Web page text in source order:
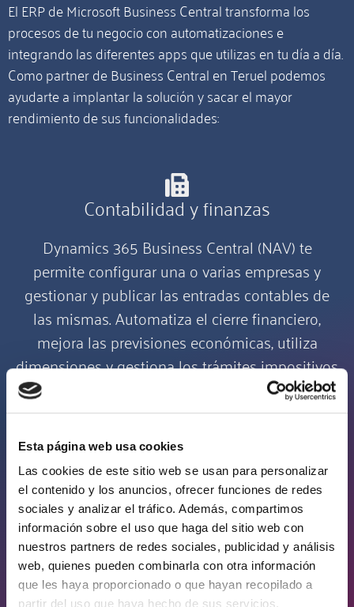
Esta página web usa cookies
Las cookies de este sitio web se usan para personalizar
el contenido y los anuncios, ofrecer funciones de redes
sociales y analizar el tráfico. Además, compartimos
información sobre el uso que haga del sitio web con
nuestros partners de redes sociales, publicidad y análisis
web, quienes pueden combinarla con otra información
que les haya proporcionado o que hayan recopilado a
partir del uso que haya hecho de sus servicios.
El ERP de Microsoft Business Central transforma los
procesos de tu negocio con automatizaciones e
integrando las diferentes apps que utilizas en tu día a día.
Como partner de Business Central en Teruel podemos
ayudarte a implantar la solución y sacar el mayor
rendimiento de sus funcionalidades:
Contabilidad y finanzas
Dynamics 365 Business Central (NAV) te
permite configurar una o varias empresas y
gestionar y publicar las entradas contables de
las mismas. Automatiza el cierre financiero,
mejora las previsiones económicas, utiliza
dimensiones y gestiona los trámites impositivos
Proyectos y servicios
Business Central ofrece herramientas para el
control de los proyectos que ayudan al
cumplimiento del tiempo y el presupuesto.
También cuenta con módulo para la gestión de
servicios con funcionalidades de planificación,